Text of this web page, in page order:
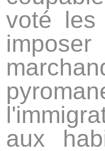
voté les
aux